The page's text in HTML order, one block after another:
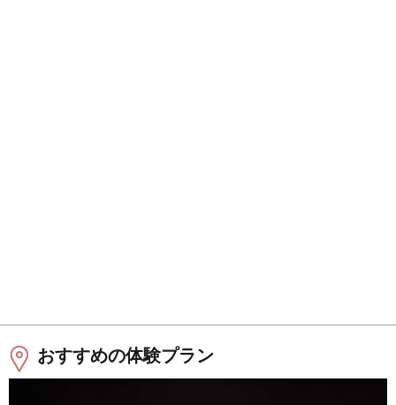
おすすめの体験プラン